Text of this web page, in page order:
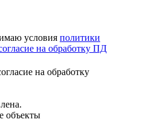
условия политики
на обработку ПД
на обработку
объекты